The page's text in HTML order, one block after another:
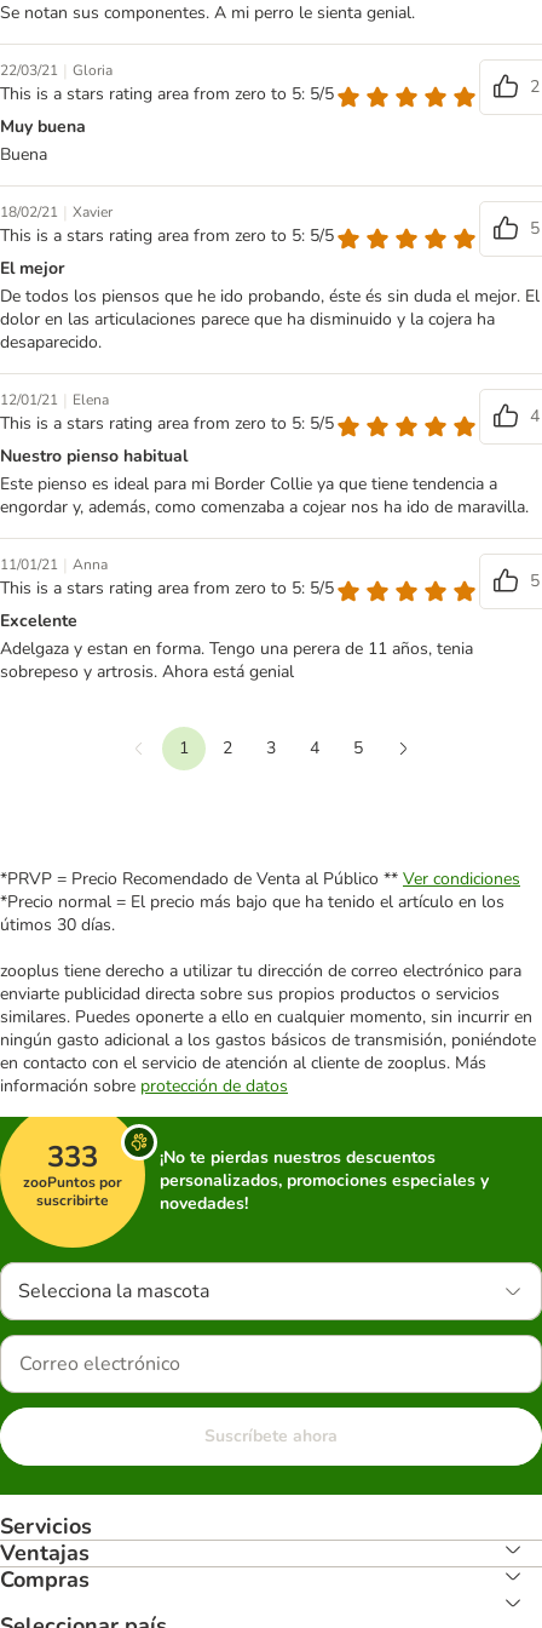
Se notan sus componentes. A mi perro le sienta genial.
22/03/21 | Gloria
This is a stars rating area from zero to 5: 5/5
2
Muy buena
Buena
18/02/21 | Xavier
This is a stars rating area from zero to 5: 5/5
5
El mejor
De todos los piensos que he ido probando, éste és sin duda el mejor. El
dolor en las articulaciones parece que ha disminuido y la cojera ha
desaparecido.
12/01/21 | Elena
This is a stars rating area from zero to 5: 5/5
4
Nuestro pienso habitual
Este pienso es ideal para mi Border Collie ya que tiene tendencia a
engordar y, además, como comenzaba a cojear nos ha ido de maravilla.
11/01/21 | Anna
This is a stars rating area from zero to 5: 5/5
5
Excelente
Adelgaza y estan en forma. Tengo una perera de 11 años, tenia
sobrepeso y artrosis. Ahora está genial
Anterior
1 2 3 4
5
*PRVP = Precio Recomendado de Venta al Público ** Ver condiciones
*Precio normal = El precio más bajo que ha tenido el artículo en los
útimos 30 días.
zooplus tiene derecho a utilizar tu dirección de correo electrónico para
enviarte publicidad directa sobre sus propios productos o servicios
similares. Puedes oponerte a ello en cualquier momento, sin incurrir en
ningún gasto adicional a los gastos básicos de transmisión, poniéndote
en contacto con el servicio de atención al cliente de zooplus. Más
información sobre protección de datos
333
zooPuntos por
suscribirte
¡No te pierdas nuestros descuentos
personalizados, promociones especiales y
novedades!
Selecciona la mascota
Suscríbete ahora
Servicios
Ventajas
Compras